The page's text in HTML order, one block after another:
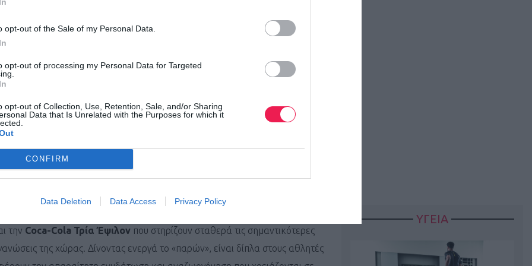
opt-out of the Sale of my Personal Data.
opt-out of processing my Personal Data for Targeted
opt-out of Collection, Use, Retention, Sale, and/or Sharing
Data that Is Unrelated with the Purposes for which it
CONFIRM
Data Deletion Data Access Privacy Policy
ορεινού τρεξίματος στην Ελλάδα, και ένας από τους σημαντικούς
μιας πανάρχαιας ιστορίας, αλλά και στους μεγάλους αθλητές που
φέτος για πρώτη χρονιά στο παγκόσμιο πρωτάθλημα ορεινού
του αγώνα είναι το εξειδικευμένο κατάστημα δρομικών ειδών
μαζί με την Olympus Marathon
την Coca-Cola Τρία Έψιλον που στηρίζουν σταθερά τις σημαντικότερες
της χώρας. Δίνοντας ενεργά το «παρών», είναι δίπλα στους αθλητές
ΥΓΕΙΑ